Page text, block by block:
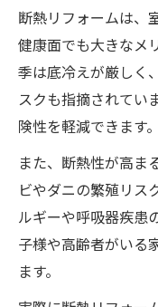
断熱リフォームは、
健康面でも大きなメ
季は底冷えが厳しく
スクも指摘されてい
険性を軽減できます。
また、断熱性が高ま
ビやダニの繁殖リス
ルギーや呼吸器疾患
子様や高齢者がいる
ます。